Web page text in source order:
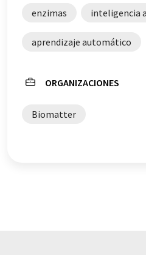
este artículo ha sido traducido
automática, es posible que
vocabulario, sintaxis o
Inglés se puede encontrar
enzimas inteligencia
aprendizaje automático
ORGANIZACIONES
Biomatter